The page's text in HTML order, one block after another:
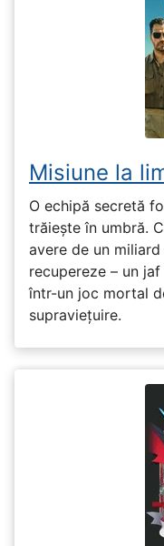
Misiune la
O echipă secretă
trăiește în umbră.
avere de un
recupereze – un
într-un joc mortal
supraviețuire.